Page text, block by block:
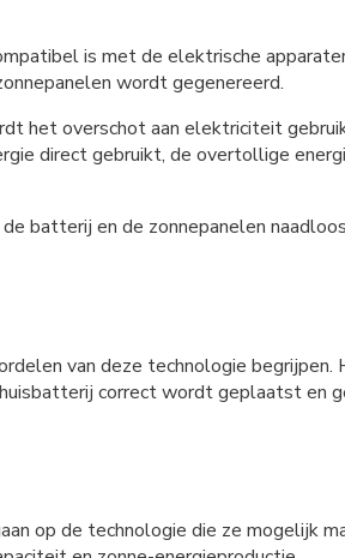
is met de elektrische
wordt gegenereerd.
het overschot aan elektriciteit
direct gebruikt, de overtollige
batterij en de zonnepanelen
van deze technologie begrijpen.
correct wordt geplaatst en
op de technologie die ze mogelijk